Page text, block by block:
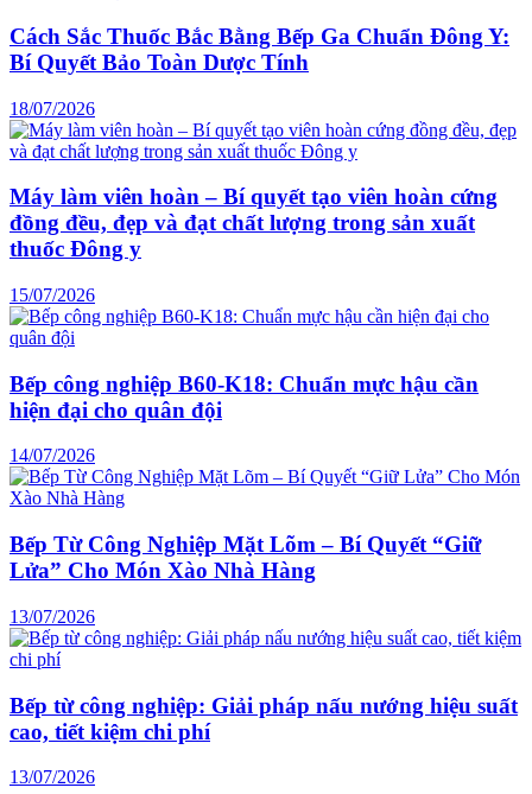
Cách Sắc Thuốc Bắc Bằng Bếp Ga Chuẩn Đông Y:
Bí Quyết Bảo Toàn Dược Tính
18/07/2026
Máy làm viên hoàn – Bí quyết tạo viên hoàn cứng
đồng đều, đẹp và đạt chất lượng trong sản xuất
thuốc Đông y
15/07/2026
Bếp công nghiệp B60-K18: Chuẩn mực hậu cần
hiện đại cho quân đội
14/07/2026
Bếp Từ Công Nghiệp Mặt Lõm – Bí Quyết “Giữ
Lửa” Cho Món Xào Nhà Hàng
13/07/2026
Bếp từ công nghiệp: Giải pháp nấu nướng hiệu suất
cao, tiết kiệm chi phí
13/07/2026